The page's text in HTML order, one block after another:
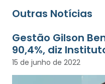
Outras Notícias
Gestão Gilson
90,4%, diz
15 de junho de 2022